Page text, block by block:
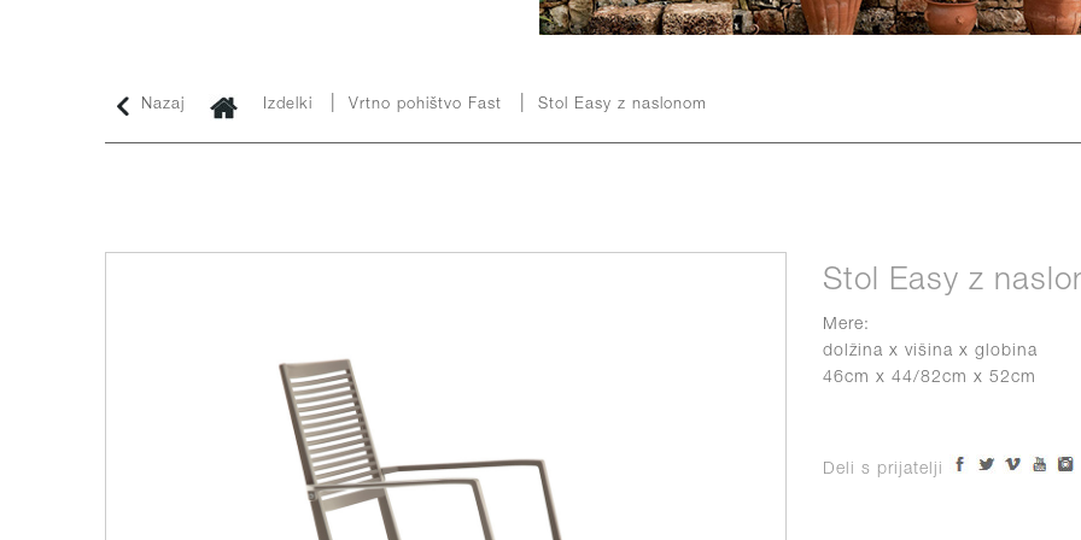
Nazaj Izdelki Vrtno pohištvo Fast Stol Easy z naslonom
Stol Easy z
Mere:
dolžina x višina x globina
46cm x 44/82cm x 52cm
Deli s prijatelji